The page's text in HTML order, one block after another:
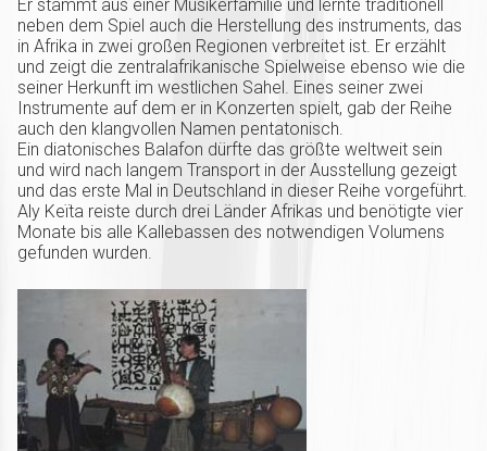
Er stammt aus einer Musikerfamilie und lernte traditionell
neben dem Spiel auch die Herstellung des instruments, das
in Afrika in zwei großen Regionen verbreitet ist. Er erzählt
und zeigt die zentralafrikanische Spielweise ebenso wie die
seiner Herkunft im westlichen Sahel. Eines seiner zwei
Instrumente auf dem er in Konzerten spielt, gab der Reihe
auch den klangvollen Namen pentatonisch.
Ein diatonisches Balafon dürfte das größte weltweit sein
und wird nach langem Transport in der Ausstellung gezeigt
und das erste Mal in Deutschland in dieser Reihe vorgeführt.
Aly Keïta reiste durch drei Länder Afrikas und benötigte vier
Monate bis alle Kallebassen des notwendigen Volumens
gefunden wurden.